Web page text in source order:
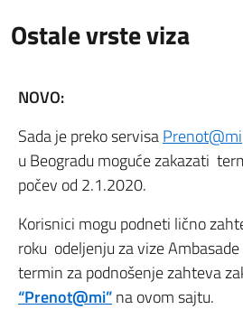
Ostale vrste viza
NOVO:
Sada je preko servisaPrenot@mi
u Beogradu moguće zakazati
počev od 2.1.2020.
Korisnici mogu podneti lično
roku odeljenju za vize
termin za podnošenje zahteva
“Prenot@mi”na ovom sajtu.